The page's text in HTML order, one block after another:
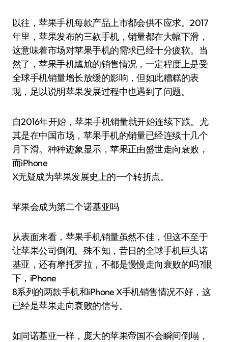
以往，苹果手机每款产品上市都会供不应求。2017
年里，苹果发布的三款手机，销量都在大幅下滑，
这意味着市场对苹果手机的需求已经十分疲软。当
然了，苹果手机尴尬的销售情况，一定程度上是受
全球手机销量增长放缓的影响，但如此糟糕的表
现，足以说明苹果发展过程中也遇到了问题。
自2016年开始，苹果手机销量就开始连续下跌。尤
其是在中国市场，苹果手机的销量已经连续十几个
月下滑。种种迹象显示，苹果正由盛世走向衰败，
而iPhone
X无疑成为苹果发展史上的一个转折点。
苹果会成为第二个诺基亚吗
从表面来看，苹果手机销量虽然不佳，但这不至于
让苹果公司倒闭。殊不知，昔日的全球手机巨头诺
基亚，还有摩托罗拉，不都是慢慢走向衰败的吗?眼
下，iPhone
8系列的两款手机和iPhone X手机销售情况不好，这
已经是苹果走向衰败的信号。
如同诺基亚一样，庞大的苹果帝国不会瞬间倒塌，